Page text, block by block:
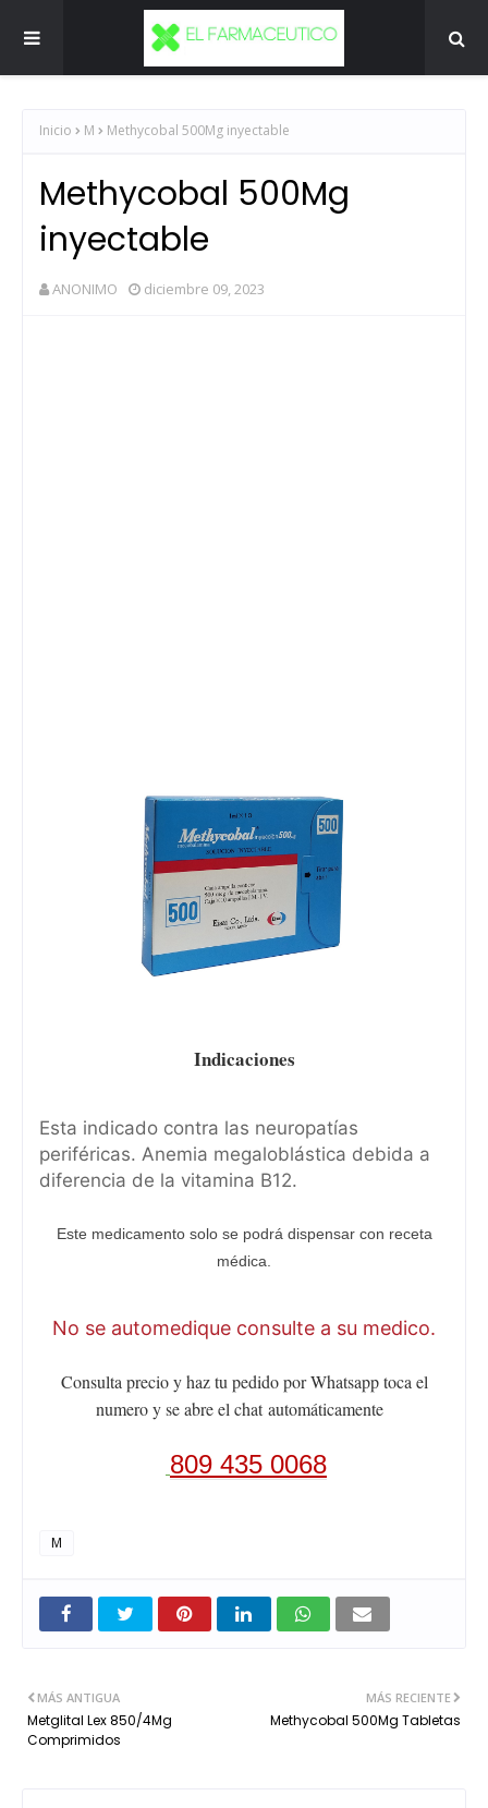
Inicio M Methycobal 500Mg inyectable
Methycobal 500Mg
inyectable
ANONIMO diciembre 09, 2023
Indicaciones
Esta indicado contra las neuropatías
periféricas. Anemia megaloblástica debida a
diferencia de la vitamina B12.
Este medicamento solo se podrá dispensar con receta
médica.
No se automedique consulte a su medico.
Consulta precio y haz tu pedido por Whatsapp toca el
numero y se abre el chatautomáticamente
809 435 0068
M
MÁS RECIENTE
Methycobal 500Mg Tabletas
MÁS ANTIGUA
Metglital Lex 850/4Mg
Comprimidos